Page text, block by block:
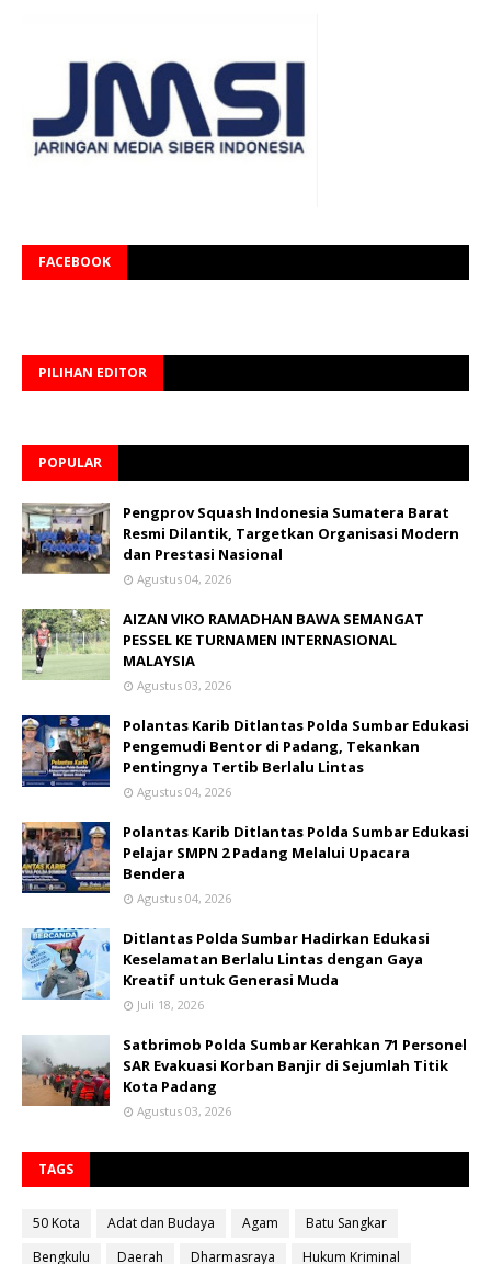
FACEBOOK
PILIHAN EDITOR
POPULAR
Pengprov Squash Indonesia Sumatera Barat
Resmi Dilantik, Targetkan Organisasi Modern
dan Prestasi Nasional
Agustus 04, 2026
AIZAN VIKO RAMADHAN BAWA SEMANGAT
PESSEL KE TURNAMEN INTERNASIONAL
MALAYSIA
Agustus 03, 2026
Polantas Karib Ditlantas Polda Sumbar Edukasi
Pengemudi Bentor di Padang, Tekankan
Pentingnya Tertib Berlalu Lintas
Agustus 04, 2026
Polantas Karib Ditlantas Polda Sumbar Edukasi
Pelajar SMPN 2 Padang Melalui Upacara
Bendera
Agustus 04, 2026
Ditlantas Polda Sumbar Hadirkan Edukasi
Keselamatan Berlalu Lintas dengan Gaya
Kreatif untuk Generasi Muda
Juli 18, 2026
Satbrimob Polda Sumbar Kerahkan 71 Personel
SAR Evakuasi Korban Banjir di Sejumlah Titik
Kota Padang
Agustus 03, 2026
TAGS
50 Kota Adat dan Budaya Agam
Batu Sangkar
Bengkulu
Daerah Dharmasraya Hukum Kriminal